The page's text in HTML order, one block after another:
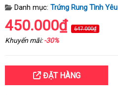
Danh mục: Trứng Rung Tình Yêu
450.000₫ 647.000₫
Khuyến mãi:-30%
ĐẶT HÀNG